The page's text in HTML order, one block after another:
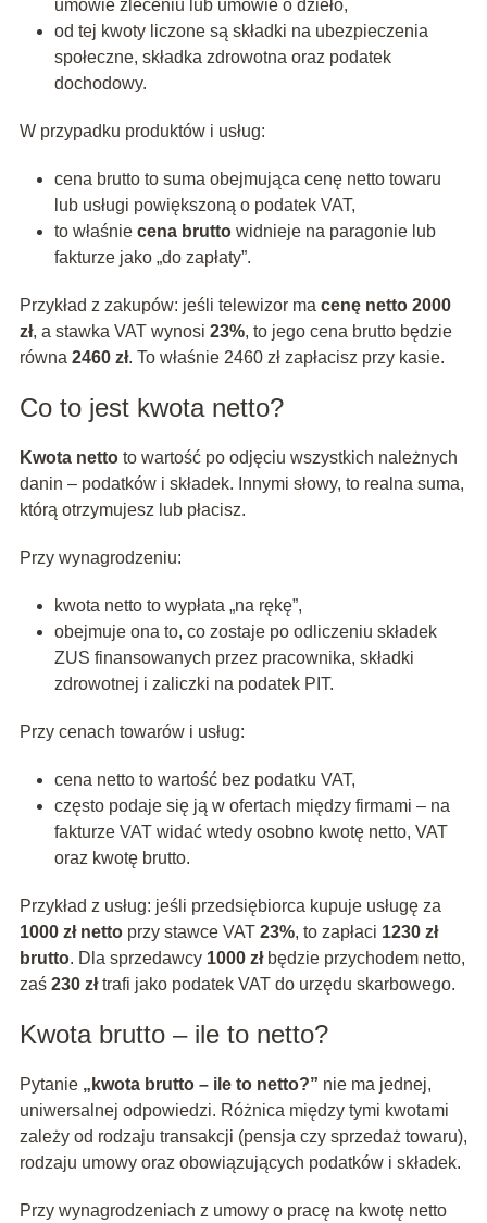
umowie zleceniu lub umowie o dzieło,
od tej kwoty liczone są składki na ubezpieczenia
społeczne, składka zdrowotna oraz podatek
dochodowy.
W przypadku produktów i usług:
cena brutto to suma obejmująca cenę netto towaru
lub usługi powiększoną o podatek VAT,
to właśnie cena bruttowidnieje na paragonie lub
fakturze jako „do zapłaty”.
Przykład z zakupów: jeśli telewizor ma cenę netto 2000
zł, a stawka VAT wynosi 23%, to jego cena brutto będzie
równa 2460 zł. To właśnie 2460 zł zapłacisz przy kasie.
Co to jest kwota netto?
Kwota nettoto wartość po odjęciu wszystkich należnych
danin – podatków i składek. Innymi słowy, to realna suma,
którą otrzymujesz lub płacisz.
Przy wynagrodzeniu:
kwota netto to wypłata „na rękę”,
obejmuje ona to, co zostaje po odliczeniu składek
ZUS finansowanych przez pracownika, składki
zdrowotnej i zaliczki na podatek PIT.
Przy cenach towarów i usług:
cena netto to wartość bez podatku VAT,
często podaje się ją w ofertach między firmami – na
fakturze VAT widać wtedy osobno kwotę netto, VAT
oraz kwotę brutto.
Przykład z usług: jeśli przedsiębiorca kupuje usługę za
1000 zł nettoprzy stawce VAT 23%, to zapłaci 1230 zł
brutto. Dla sprzedawcy 1000 złbędzie przychodem netto,
zaś 230 złtrafi jako podatek VAT do urzędu skarbowego.
Kwota brutto – ile to netto?
Pytanie „kwota brutto – ile to netto?” nie ma jednej,
uniwersalnej odpowiedzi. Różnica między tymi kwotami
zależy od rodzaju transakcji (pensja czy sprzedaż towaru),
rodzaju umowy oraz obowiązujących podatków i składek.
Przy wynagrodzeniach z umowy o pracę na kwotę netto